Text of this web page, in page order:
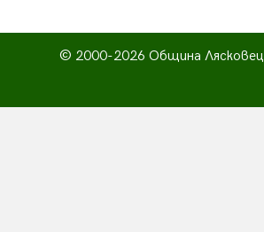
© 2000-2026 Община Лясковец